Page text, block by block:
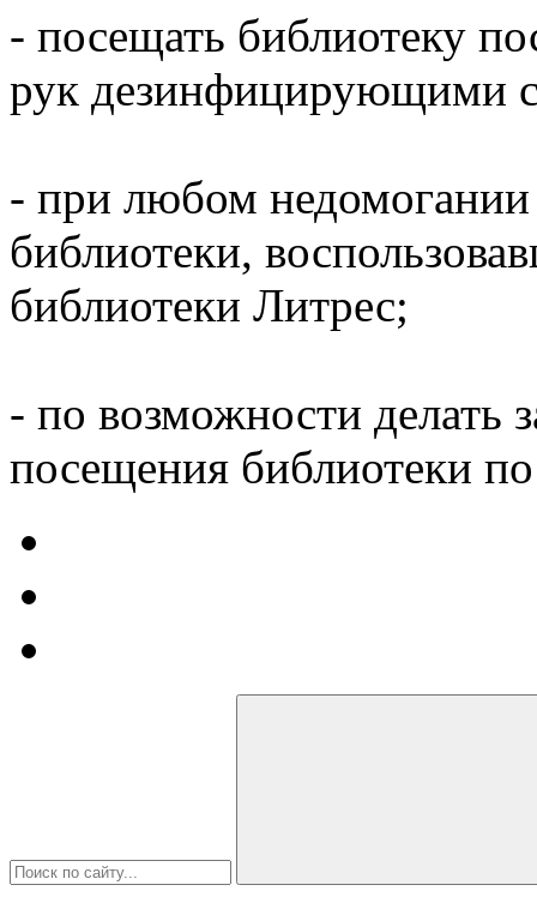
- посещать библиотеку
рук дезинфицирующими
- при любом недомогании
библиотеки,
библиотеки Литрес;
- по возможности делать
посещения библиотеки